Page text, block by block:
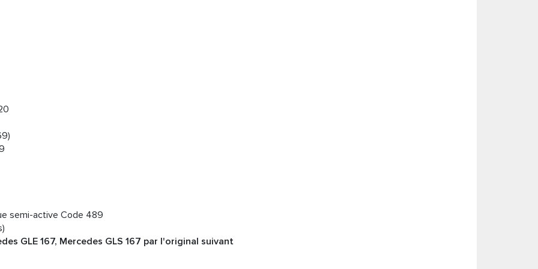
semi-active Code 489
GLE 167, Mercedes GLS 167 par l'original suivant